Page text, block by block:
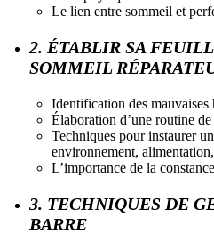
Le lien entre sommeil et
2. ÉTABLIR SA
SOMMEIL
Identification des mauvaises
Élaboration d’une routine
Techniques pour instaurer
environnement,
L’importance de la
3. TECHNIQUES DE
BARRE